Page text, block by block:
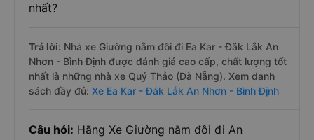
nhất?
Trả lời: Nhà xe Giường nằm đôi đi Ea Kar - Đắk Lắk An
Nhơn - Bình Định được đánh giá cao cấp, chất lượng tốt
nhất là những nhà xe Quý Thảo (Đà Nẵng). Xem danh
sách đầy đủ: Xe Ea Kar - Đắk Lắk An Nhơn - Bình Định
Câu hỏi: Hãng Xe Giường nằm đôi đi An